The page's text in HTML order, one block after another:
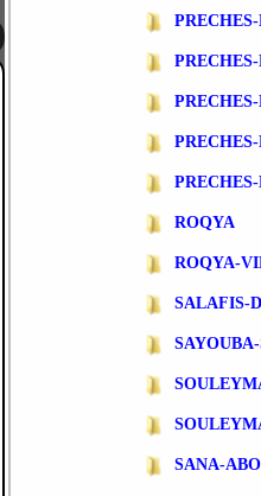
ROQYA
ROQYA-
SALAFIS-
SANA-